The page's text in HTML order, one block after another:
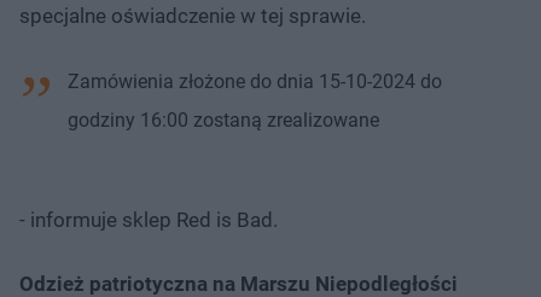
specjalne oświadczenie w tej sprawie.
Zamówienia złożone do dnia 15-10-2024 do
godziny 16:00 zostaną zrealizowane
- informuje sklep Red is Bad.
Odzież patriotyczna na Marszu Niepodległości